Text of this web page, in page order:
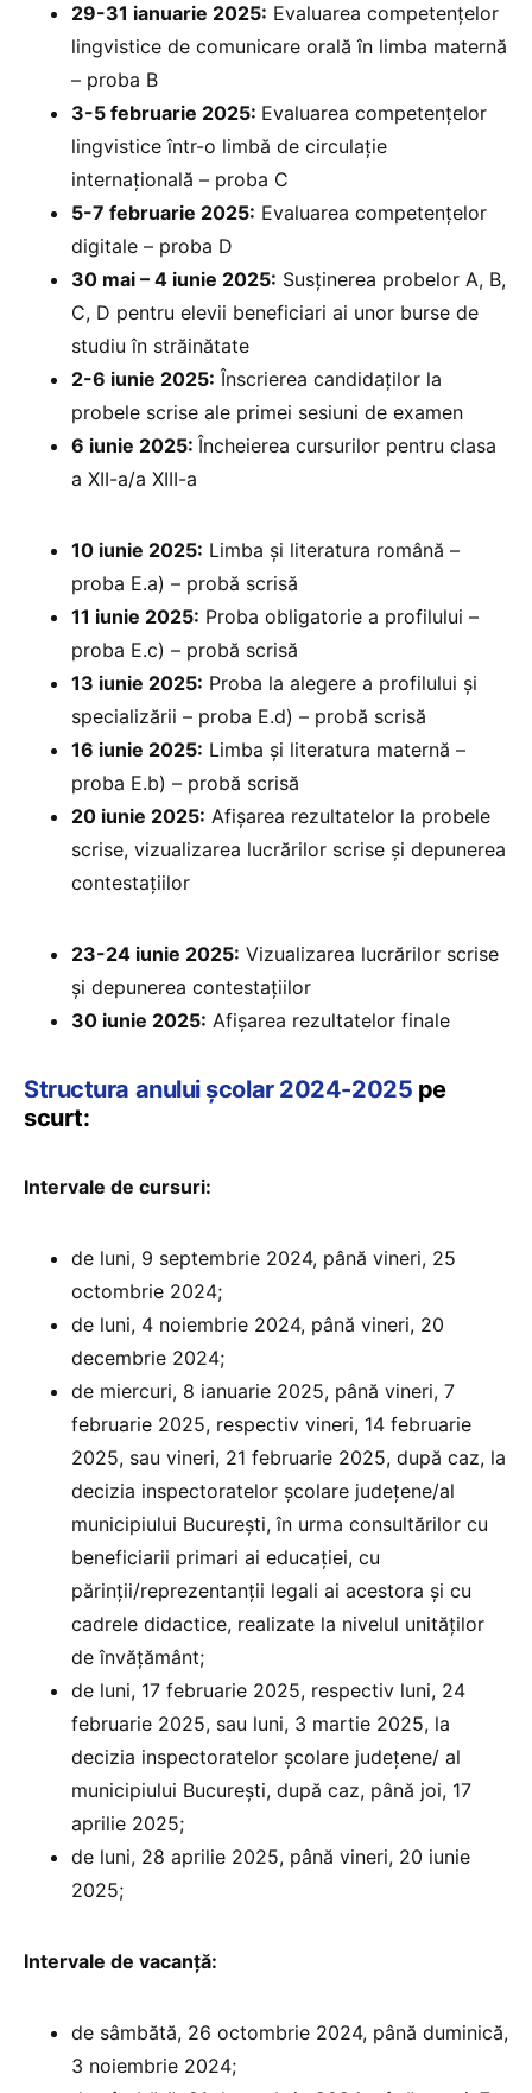
29-31 ianuarie 2025: Evaluarea competențelor
lingvistice de comunicare orală în limba maternă
– proba B
3-5 februarie 2025: ⁠ Evaluarea competențelor
lingvistice într-o limbă de circulație
internațională – proba C
5-7 februarie 2025: Evaluarea competențelor
digitale – proba D
30 mai – 4 iunie 2025: Susținerea probelor A, B,
C, D pentru elevii beneficiari ai unor burse de
studiu în străinătate
2-6 iunie 2025: Înscrierea candidaților la
probele scrise ale primei sesiuni de examen
6 iunie 2025: Încheierea cursurilor pentru clasa
a XII-a/a XIII-a
10 iunie 2025: Limba și literatura română –
proba E.a) – probă scrisă
11 iunie 2025: Proba obligatorie a profilului –
proba E.c) – probă scrisă
13 iunie 2025: Proba la alegere a profilului și
specializării – proba E.d) – probă scrisă
16 iunie 2025: Limba și literatura maternă –
proba E.b) – probă scrisă
20 iunie 2025: ⁠Afișarea rezultatelor la probele
scrise, vizualizarea lucrărilor scrise și depunerea
contestațiilor
23-24 iunie 2025: Vizualizarea lucrărilor scrise
și depunerea contestațiilor
30 iunie 2025: ⁠Afișarea rezultatelor finale
Structura anului școlar 2024-2025 pe
scurt:
Intervale de cursuri:
de luni, 9 septembrie 2024, până vineri, 25
octombrie 2024;
de luni, 4 noiembrie 2024, până vineri, 20
decembrie 2024;
de miercuri, 8 ianuarie 2025, până vineri, 7
februarie 2025, respectiv vineri, 14 februarie
2025, sau vineri, 21 februarie 2025, după caz, la
decizia inspectoratelor școlare județene/al
municipiului București, în urma consultărilor cu
beneficiarii primari ai educației, cu
părinții/reprezentanții legali ai acestora și cu
cadrele didactice, realizate la nivelul unităților
de învățământ;
de luni, 17 februarie 2025, respectiv luni, 24
februarie 2025, sau luni, 3 martie 2025, la
decizia inspectoratelor școlare județene/ al
municipiului București, după caz, până joi, 17
aprilie 2025;
de luni, 28 aprilie 2025, până vineri, 20 iunie
2025;
Intervale de vacanță:
de sâmbătă, 26 octombrie 2024, până duminică,
3 noiembrie 2024;